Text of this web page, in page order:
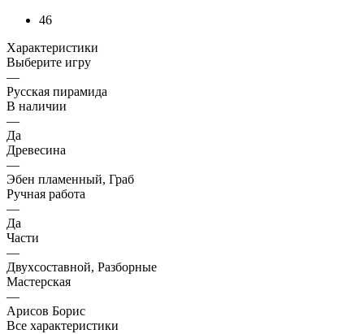
46
Характеристики
Выберите игру
—
Русская пирамида
В наличии
—
Да
Древесина
—
Эбен пламенный, Граб
Ручная работа
—
Да
Части
—
Двухсоставной, Разборные
Мастерская
—
Арисов Борис
Все характеристики